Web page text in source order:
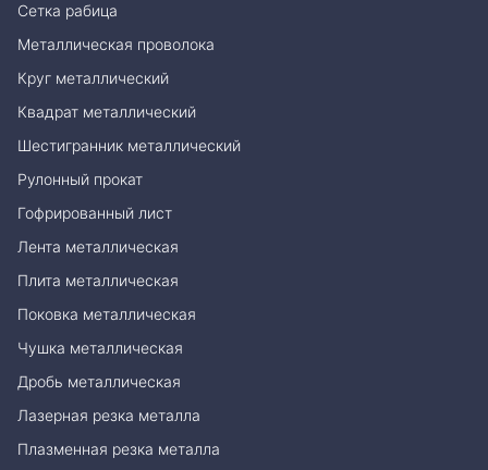
Сетка рабица
Металлическая проволока
Круг металлический
Квадрат металлический
Шестигранник металлический
Рулонный прокат
Гофрированный лист
Лента металлическая
Плита металлическая
Поковка металлическая
Чушка металлическая
Дробь металлическая
Лазерная резка металла
Плазменная резка металла